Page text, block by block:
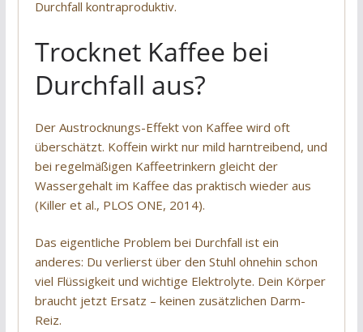
Durchfall kontraproduktiv.
Trocknet Kaffee bei
Durchfall aus?
Der Austrocknungs-Effekt von Kaffee wird oft
überschätzt. Koffein wirkt nur mild harntreibend, und
bei regelmäßigen Kaffeetrinkern gleicht der
Wassergehalt im Kaffee das praktisch wieder aus
(Killer et al., PLOS ONE, 2014).
Das eigentliche Problem bei Durchfall ist ein
anderes: Du verlierst über den Stuhl ohnehin schon
viel Flüssigkeit und wichtige Elektrolyte. Dein Körper
braucht jetzt Ersatz – keinen zusätzlichen Darm-
Reiz.